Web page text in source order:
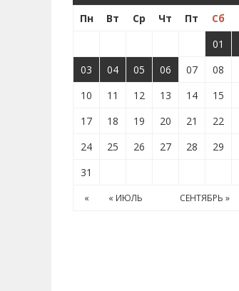
Пн
Вт Ср Чт Пт Сб
01
03
04 05 06 07 08
10
11 12 13 14 15
17
18 19 20 21 22
24
25 26 27 28 29
31
« « ИЮЛЬ СЕНТЯБРЬ »